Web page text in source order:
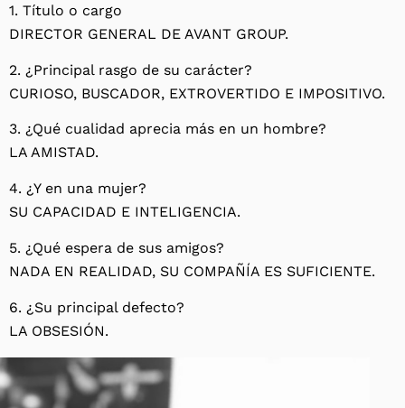
1. Título o cargo
DIRECTOR GENERAL DE AVANT GROUP.
2. ¿Principal rasgo de su carácter?
CURIOSO, BUSCADOR, EXTROVERTIDO E IMPOSITIVO.
3. ¿Qué cualidad aprecia más en un hombre?
LA AMISTAD.
4. ¿Y en una mujer?
SU CAPACIDAD E INTELIGENCIA.
5. ¿Qué espera de sus amigos?
NADA EN REALIDAD, SU COMPAÑÍA ES SUFICIENTE.
6. ¿Su principal defecto?
LA OBSESIÓN.